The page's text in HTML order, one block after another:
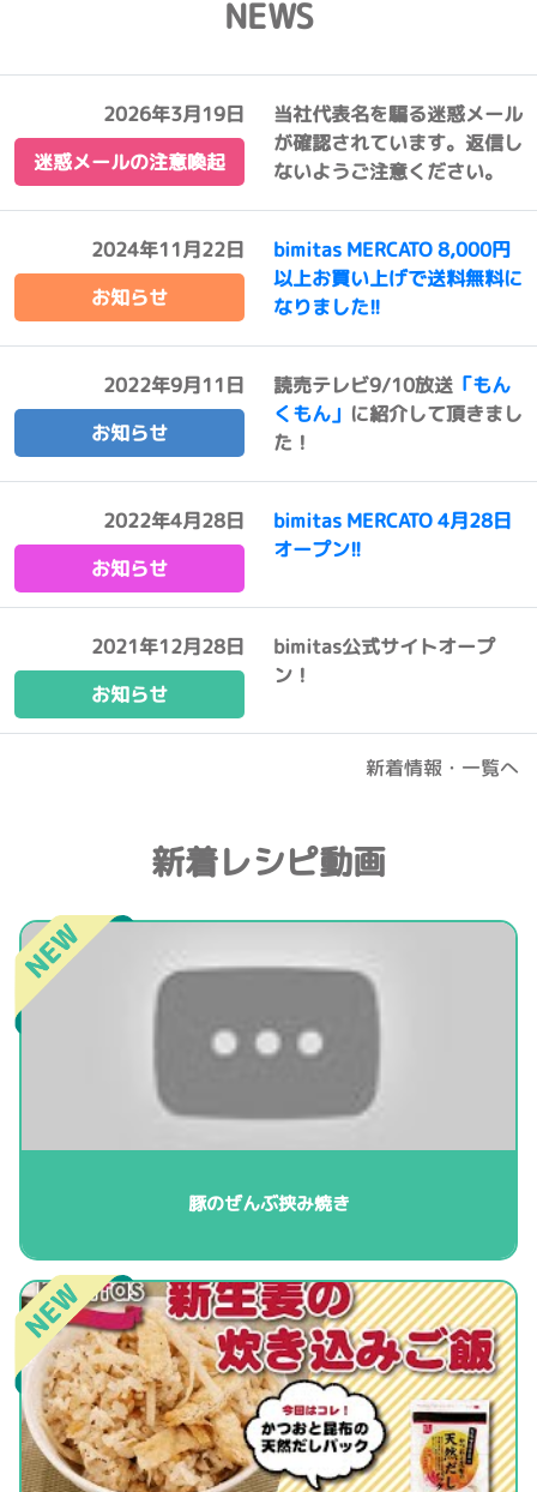
NEWS
2026年3月19日
迷惑メールの注意喚起
当社代表名を騙る迷惑メール
が確認されています。返信し
ないようご注意ください。
2024年11月22日
お知らせ
bimitas MERCATO 8,000円
以上お買い上げで送料無料に
なりました!!
2022年9月11日
お知らせ
読売テレビ9/10放送 「もん
くもん」 に紹介して頂きまし
た！
2022年4月28日
お知らせ
bimitas MERCATO 4月28日
オープン!!
2021年12月28日
お知らせ
bimitas公式サイトオープ
ン！
新着情報・一覧へ
新着レシピ動画
豚のぜんぶ挟み焼き